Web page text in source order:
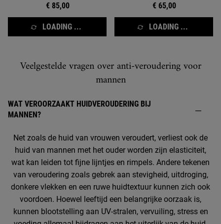
€ 85,00
LOADING ...
€ 65,00
LOADING ...
Veelgestelde vragen over anti-veroudering voor
mannen
WAT VEROORZAAKT HUIDVEROUDERING BIJ
MANNEN?
Net zoals de huid van vrouwen veroudert, verliest ook de
huid van mannen met het ouder worden zijn elasticiteit,
wat kan leiden tot fijne lijntjes en rimpels. Andere tekenen
van veroudering zoals gebrek aan stevigheid, uitdroging,
donkere vlekken en een ruwe huidtextuur kunnen zich ook
voordoen. Hoewel leeftijd een belangrijke oorzaak is,
kunnen blootstelling aan UV-stralen, vervuiling, stress en